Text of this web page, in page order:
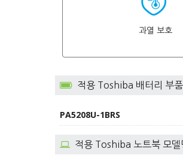
과열 보호
적용 Toshiba 배터리 부
PA5208U-1BRS
적용 Toshiba 노트북 모델